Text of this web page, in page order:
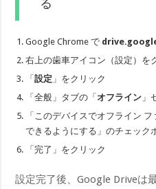
る
Google Chrome で
右上の歯車アイコン（設定）を
「設定 」をクリック
「全般」タブの「オフライン 」
「このデバイスでオフライン
できるようにする」のチェック
「完了」をクリック
設定完了後、Google Driveは